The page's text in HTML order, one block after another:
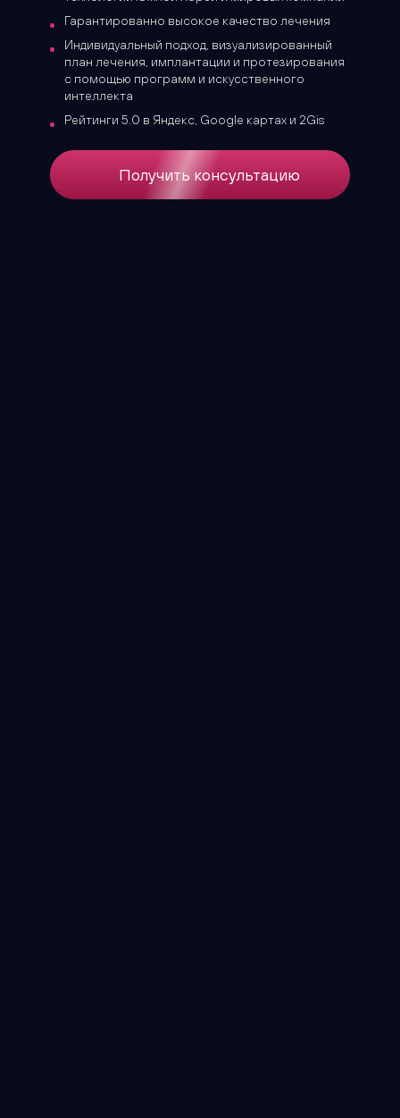
Гарантированно высокое качество лечения
Индивидуальный подход, визуализированный
план лечения, имплантации и протезирования
с помощью программ и искусственного
интеллекта
Рейтинги 5.0 в Яндекс, Google картах и 2Gis
Получить консультацию